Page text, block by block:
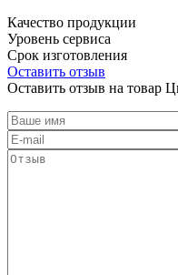
Качество продукции
Уровень сервиса
Срок изготовления
Оставить отзыв
Оставить отзыв на товар